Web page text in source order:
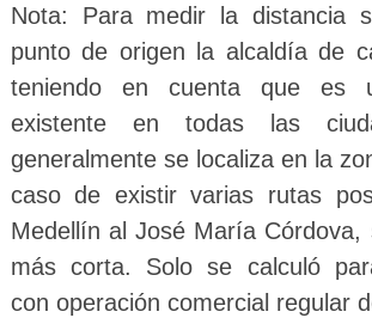
Nota: Para medir la distancia
punto de origen la alcaldía de
teniendo en cuenta que es
existente en todas las
generalmente se localiza en la
caso de existir varias rutas
Medellín al José María
más corta. Solo se calculó
con operación comercial regular